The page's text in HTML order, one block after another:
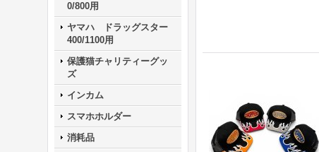
0/800用
ヤマハ ドラッグスター
400/1100用
保護猫チャリティーグッ
ズ
インカム
スマホホルダー
消耗品